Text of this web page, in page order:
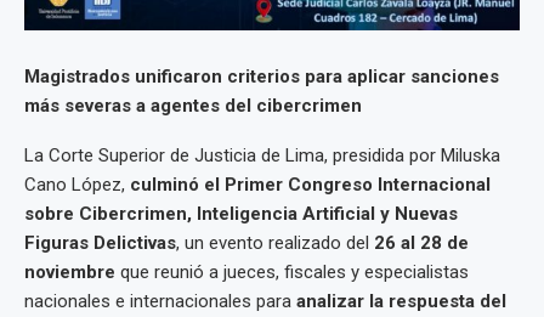
Magistrados unificaron criterios para aplicar sanciones
más severas a agentes del cibercrimen
La Corte Superior de Justicia de Lima, presidida por Miluska
Cano López, culminó el Primer Congreso Internacional
sobre Cibercrimen, Inteligencia Artificial y Nuevas
Figuras Delictivas, un evento realizado del 26 al 28 de
noviembre que reunió a jueces, fiscales y especialistas
nacionales e internacionales para analizar la respuesta del